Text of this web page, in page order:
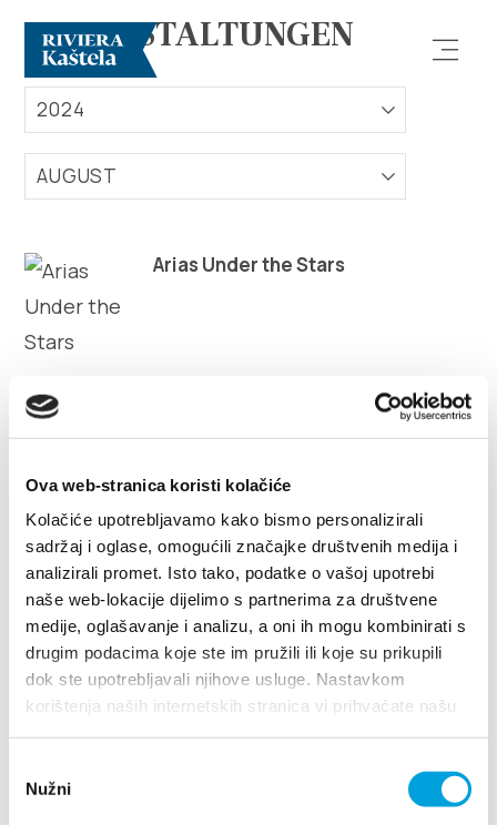
Ova web-stranica koristi kolačiće
Kolačiće upotrebljavamo kako bismo personalizirali
sadržaj i oglase, omogućili značajke društvenih medija i
analizirali promet. Isto tako, podatke o vašoj upotrebi
naše web-lokacije dijelimo s partnerima za društvene
medije, oglašavanje i analizu, a oni ih mogu kombinirati s
drugim podacima koje ste im pružili ili koje su prikupili
dok ste upotrebljavali njihove usluge. Nastavkom
korištenja naših internetskih stranica vi prihvaćate našu
pristanka
Nužni
Erforsche
Destination
Info
Turistički ured
Safe in Dalmatia
de
VERANSTALTUNGEN
2024
AUGUST
Arias Under the Stars
Villa Nika, Kamberovo šetalište 30
21216 Kaštel Stari, Hrvatska
Richtungen
+385 21 227 933
info@kastela-info.hr